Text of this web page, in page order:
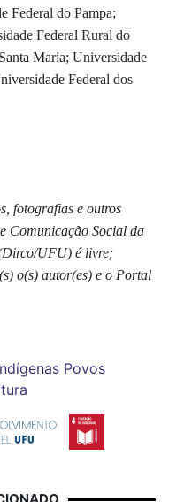
Federal do Pampa;
Federal Rural do
Maria; Universidade
Federal dos
fotografias e outros
Comunicação Social da
UFU) é livre;
o(s) autor(es) e o Portal
Povos